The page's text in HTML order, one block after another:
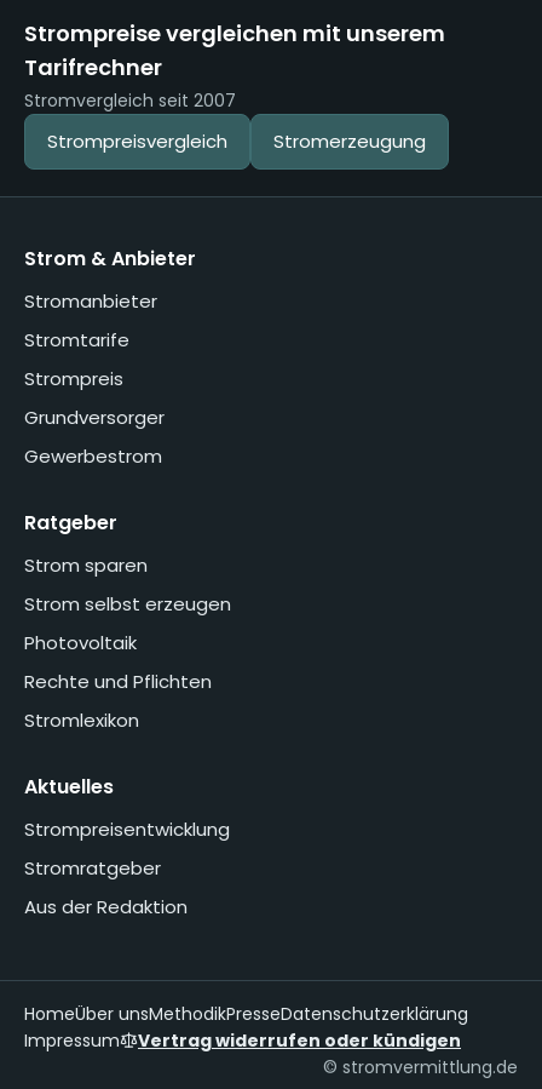
Strompreise vergleichen mit unserem
Tarifrechner
Stromvergleich seit 2007
Strompreisvergleich Stromerzeugung
Strom & Anbieter
Stromanbieter
Stromtarife
Strompreis
Grundversorger
Gewerbestrom
Ratgeber
Strom sparen
Strom selbst erzeugen
Photovoltaik
Rechte und Pflichten
Stromlexikon
Aktuelles
Strompreisentwicklung
Stromratgeber
Aus der Redaktion
HomeÜber unsMethodikPresseDatenschutzerklärung
Impressum
Vertrag widerrufen oder kündigen
© stromvermittlung.de